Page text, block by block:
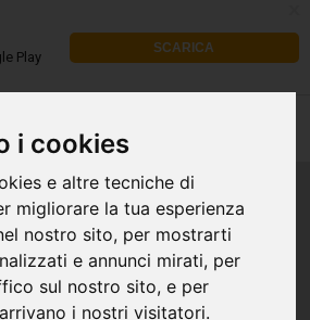
i cookies
e altre tecniche di
migliorare la tua esperienza
nostro sito, per mostrarti
e annunci mirati, per
sul nostro sito, e per
i nostri visitatori.
Play
SCARICA
UGG